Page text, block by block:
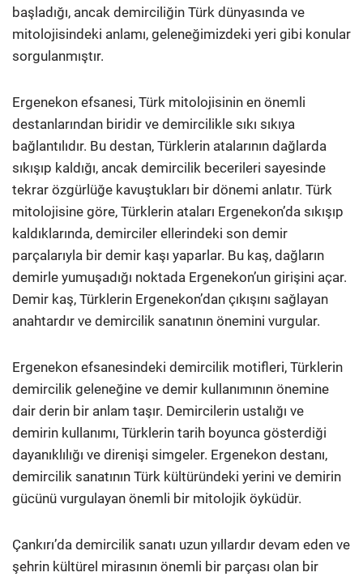
başladığı, ancak demirciliğin Türk dünyasında ve
mitolojisindeki anlamı, geleneğimizdeki yeri gibi konular
sorgulanmıştır.
Ergenekon efsanesi, Türk mitolojisinin en önemli
destanlarından biridir ve demircilikle sıkı sıkıya
bağlantılıdır. Bu destan, Türklerin atalarının dağlarda
sıkışıp kaldığı, ancak demircilik becerileri sayesinde
tekrar özgürlüğe kavuştukları bir dönemi anlatır. Türk
mitolojisine göre, Türklerin ataları Ergenekon’da sıkışıp
kaldıklarında, demirciler ellerindeki son demir
parçalarıyla bir demir kaşı yaparlar. Bu kaş, dağların
demirle yumuşadığı noktada Ergenekon’un girişini açar.
Demir kaş, Türklerin Ergenekon’dan çıkışını sağlayan
anahtardır ve demircilik sanatının önemini vurgular.
Ergenekon efsanesindeki demircilik motifleri, Türklerin
demircilik geleneğine ve demir kullanımının önemine
dair derin bir anlam taşır. Demircilerin ustalığı ve
demirin kullanımı, Türklerin tarih boyunca gösterdiği
dayanıklılığı ve direnişi simgeler. Ergenekon destanı,
demircilik sanatının Türk kültüründeki yerini ve demirin
gücünü vurgulayan önemli bir mitolojik öyküdür.
Çankırı’da demircilik sanatı uzun yıllardır devam eden ve
şehrin kültürel mirasının önemli bir parçası olan bir